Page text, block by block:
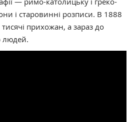
і старовинні розписи. В 1888
тисячі прихожан, а зараз до
людей.